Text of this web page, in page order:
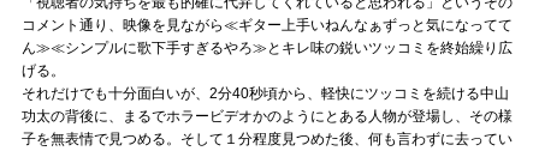
コメント通り、映像を見ながら≪ギター上手いねんなぁずっと気になってて
ん≫≪シンプルに歌下手すぎるやろ≫とキレ味の鋭いツッコミを終始繰り広
げる。
それだけでも十分面白いが、2分40秒頃から、軽快にツッコミを続ける中山
功太の背後に、まるでホラービデオかのようにとある人物が登場し、その様
子を無表情で見つめる。そして１分程度見つめた後、何も言わずに去ってい